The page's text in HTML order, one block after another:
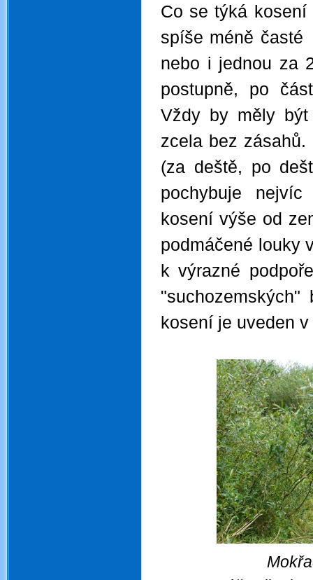
Co se týká
spíše méně
nebo i jednou za
postupně, po
Vždy by měly
zcela bez
(za deště, po
pochybuje
kosení výše od
podmáčené louky
k výrazné
kosení je uveden